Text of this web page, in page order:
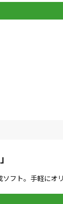
フト。手軽にオ